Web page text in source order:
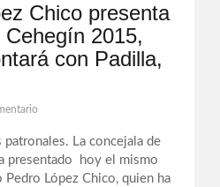
Chico presenta
2015,
con Padilla,
La concejala de
presentado hoy el mismo
López Chico, quien ha